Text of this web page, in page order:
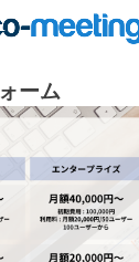
ーム